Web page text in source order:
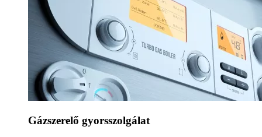
Gázszerelő gyorsszolgálat